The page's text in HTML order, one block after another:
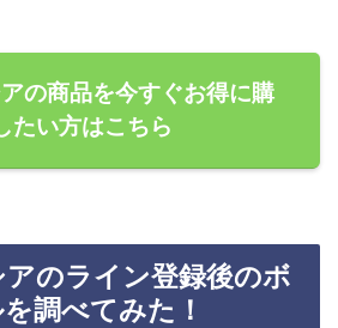
の商品を今すぐお得に購
たい方はこちら
のライン登録後のボ
調べてみた！